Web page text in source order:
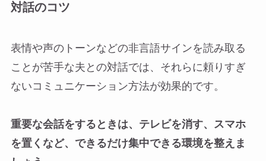
対話のコツ
表情や声のトーンなどの非言語サインを読み取る
ことが苦手な夫との対話では、それらに頼りすぎ
ないコミュニケーション方法が効果的です。
重要な会話をするときは、テレビを消す、スマホ
を置くなど、できるだけ集中できる環境を整えま